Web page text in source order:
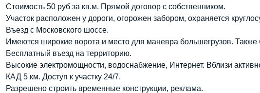
Стоимость 50 руб за кв.м. Прямой договор с собственником.
Участок расположен у дороги, огорожен забором, охраняется
Въезд с Московского шоссе.
Имеются широкие ворота и место для маневра большегрузов.
Бесплатный въезд на территорию.
Высокие электромощности, водоснабжение, Интернет. Вблизи
КАД 5 км. Доступ к участку 24/7.
Разрешено строить временные конструкции, реклама.